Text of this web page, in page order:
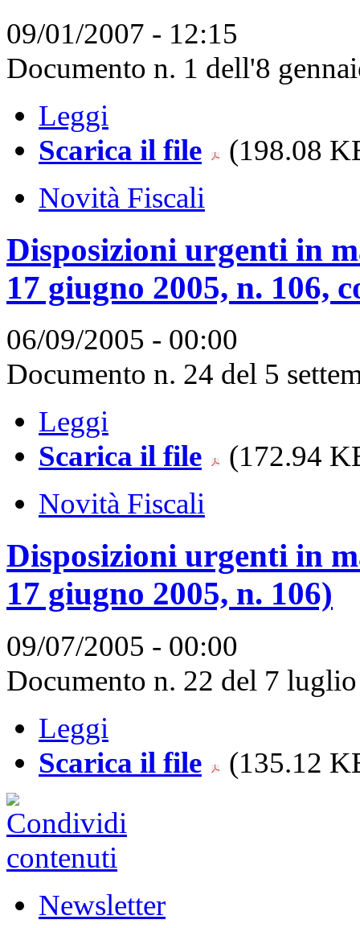
09/01/2007 - 12:15
Documento n. 1 dell'8
Leggi
Scarica il file
(198.08
Novità Fiscali
Disposizioni urgenti in
17 giugno 2005, n. 106,
06/09/2005 - 00:00
Documento n. 24 del 5
Leggi
Scarica il file
(172.94
Novità Fiscali
Disposizioni urgenti in
17 giugno 2005, n. 106)
09/07/2005 - 00:00
Documento n. 22 del 7
Leggi
Scarica il file
(135.12
Newsletter